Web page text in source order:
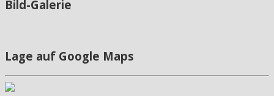
Bild-Galerie
Lage auf Google Maps